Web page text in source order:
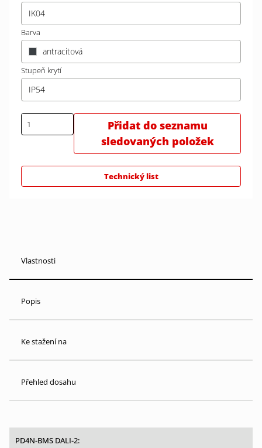
IK04
Barva
antracitová
Stupeň krytí
IP54
Přidat do seznamu
sledovaných položek
Technický list
Vlastnosti
Popis
Ke stažení na
Přehled dosahu